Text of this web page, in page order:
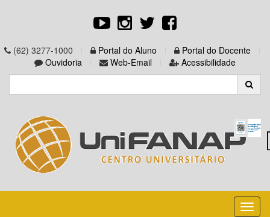
(62) 3277-1000 Portal do Aluno
Portal do Docente
Ouvidoria
Web-Email Acessibilidade